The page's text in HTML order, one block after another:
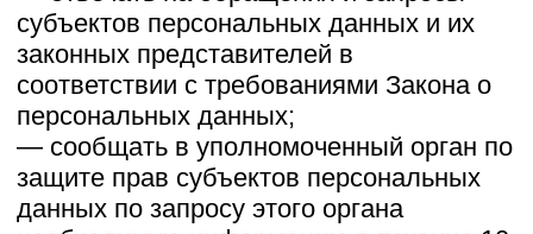
4.2. Субъекты персональных данных
обязаны:
— предоставлять Оператору
достоверные данные о себе;
— сообщать Оператору об уточнении
(обновлении, изменении) своих
персональных данных.
4.3. Лица, передавшие Оператору
недостоверные сведения о себе, либо